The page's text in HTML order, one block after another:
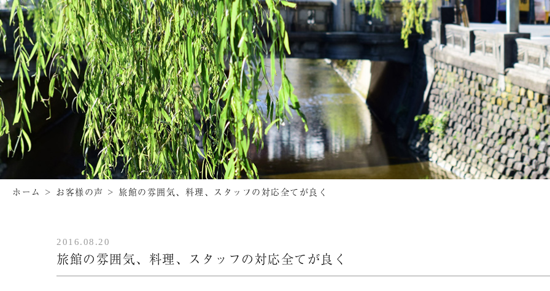
ホーム > お客様の声 > 旅館の雰囲気、料理、スタッフの対応全てが良く
2016.08.20
旅館の雰囲気、料理、スタッフの対応全てが良く